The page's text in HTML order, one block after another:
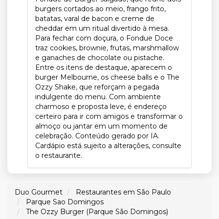
burgers cortados ao meio, frango frito,
batatas, varal de bacon e creme de
cheddar em um ritual divertido à mesa.
Para fechar com doçura, o Fondue Doce
traz cookies, brownie, frutas, marshmallow
e ganaches de chocolate ou pistache.
Entre os itens de destaque, aparecem o
burger Melbourne, os cheese balls e o The
Ozzy Shake, que reforçam a pegada
indulgente do menu. Com ambiente
charmoso e proposta leve, é endereço
certeiro para ir com amigos e transformar o
almoço ou jantar em um momento de
celebração. Conteúdo gerado por IA.
Cardápio está sujeito a alterações, consulte
o restaurante.
Duo Gourmet
Restaurantes em São Paulo
Parque Sao Domingos
The Ozzy Burger (Parque São Domingos)